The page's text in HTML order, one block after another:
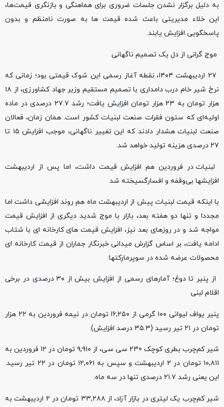
به دلیل برگزار نشدن جلسات ضروری برای هماهنگی و بازنگری قیمت‌ها،
این خلاء مدیریتی باعث شده قیمت‌ ها به ‌صورت نامنظم و بدون
پاسخگویی افزایش یابند.
موج گرانی از دل یک تصمیم ناگهانی
۲۷ اردیبهشت ۱۴۰۴، نقطه آغاز رسمی این شوک قیمتی بود؛ زمانی که
نرخ شیر خام درب دامداری با تصمیم مستقیم وزیر جهاد کشاورزی، از ۱۸
هزار تومان به ۲۳ هزار تومان افزایش یافت؛ رشد ۲۷.۷ درصدی در ماده
اولیه‌ای که ستون فقرات صنعت لبنیات کشور است. همان زمان، فعالان
صنعت لبنیات هشدار دادند که این تغییر ناگهانی، موجب افزایش ۱۵ تا
۲۷ درصدی هزینه تولید خواهد شد.
لبنیات در فروردین هم افزایش قیمت داشت، اما پس از اردیبهشت
افزایشها بی‌وقفه و افسارگسیخته شد
با اینکه قیمت لبنیات پیش از اردیبهشت ماه هم روند افزایشی داشت اما
مجددا و تنها دو هفته بعد، بازار با موج شدید دیگری از افزایش قیمت
مواجه شد و در روزهای بعد نیز، افزایش قیمت ‌های کارخانه ای با شتاب
ادامه یافت، بر اساس گزارش میدانی خبرنگار جماران از قیمت کارخانه ای
محصولات عرضه شده در سوپرمارکتها:
از پنیر تا دوغ؛ آمارهای رسمی از افزایش بیش از ۳۰ درصدی در برخی
اقلام لبنی
پنیر یواف لیوانی ۱۰۰ گرمی از ۱۶,۲۵۰ تومان در نیمه فروردین به ۲۲ هزار
تومان در ۲۱ تیر رسید (۳۵.۳ درصد افزایش).
شیر کم‌چرب بطری کوچک 230 سی سی، از ۹,۹۱۰ تومان در ۱۲ فروردین به
۱۰,۸۱۱ تومان در ۲ اردیبهشت و سپس به ۱۲,۰۶۱ تومان در ۲۲ تیر رسید.
این یعنی رشد ۲۱.۷ درصدی تنها در سه ماه.
شیر کم‌چرب یک لیتری در بازار آزاد، از ۳۳,۲۸۸ تومان در ۲ اردیبهشت به